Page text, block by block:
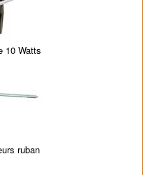
10 Watts
ruban